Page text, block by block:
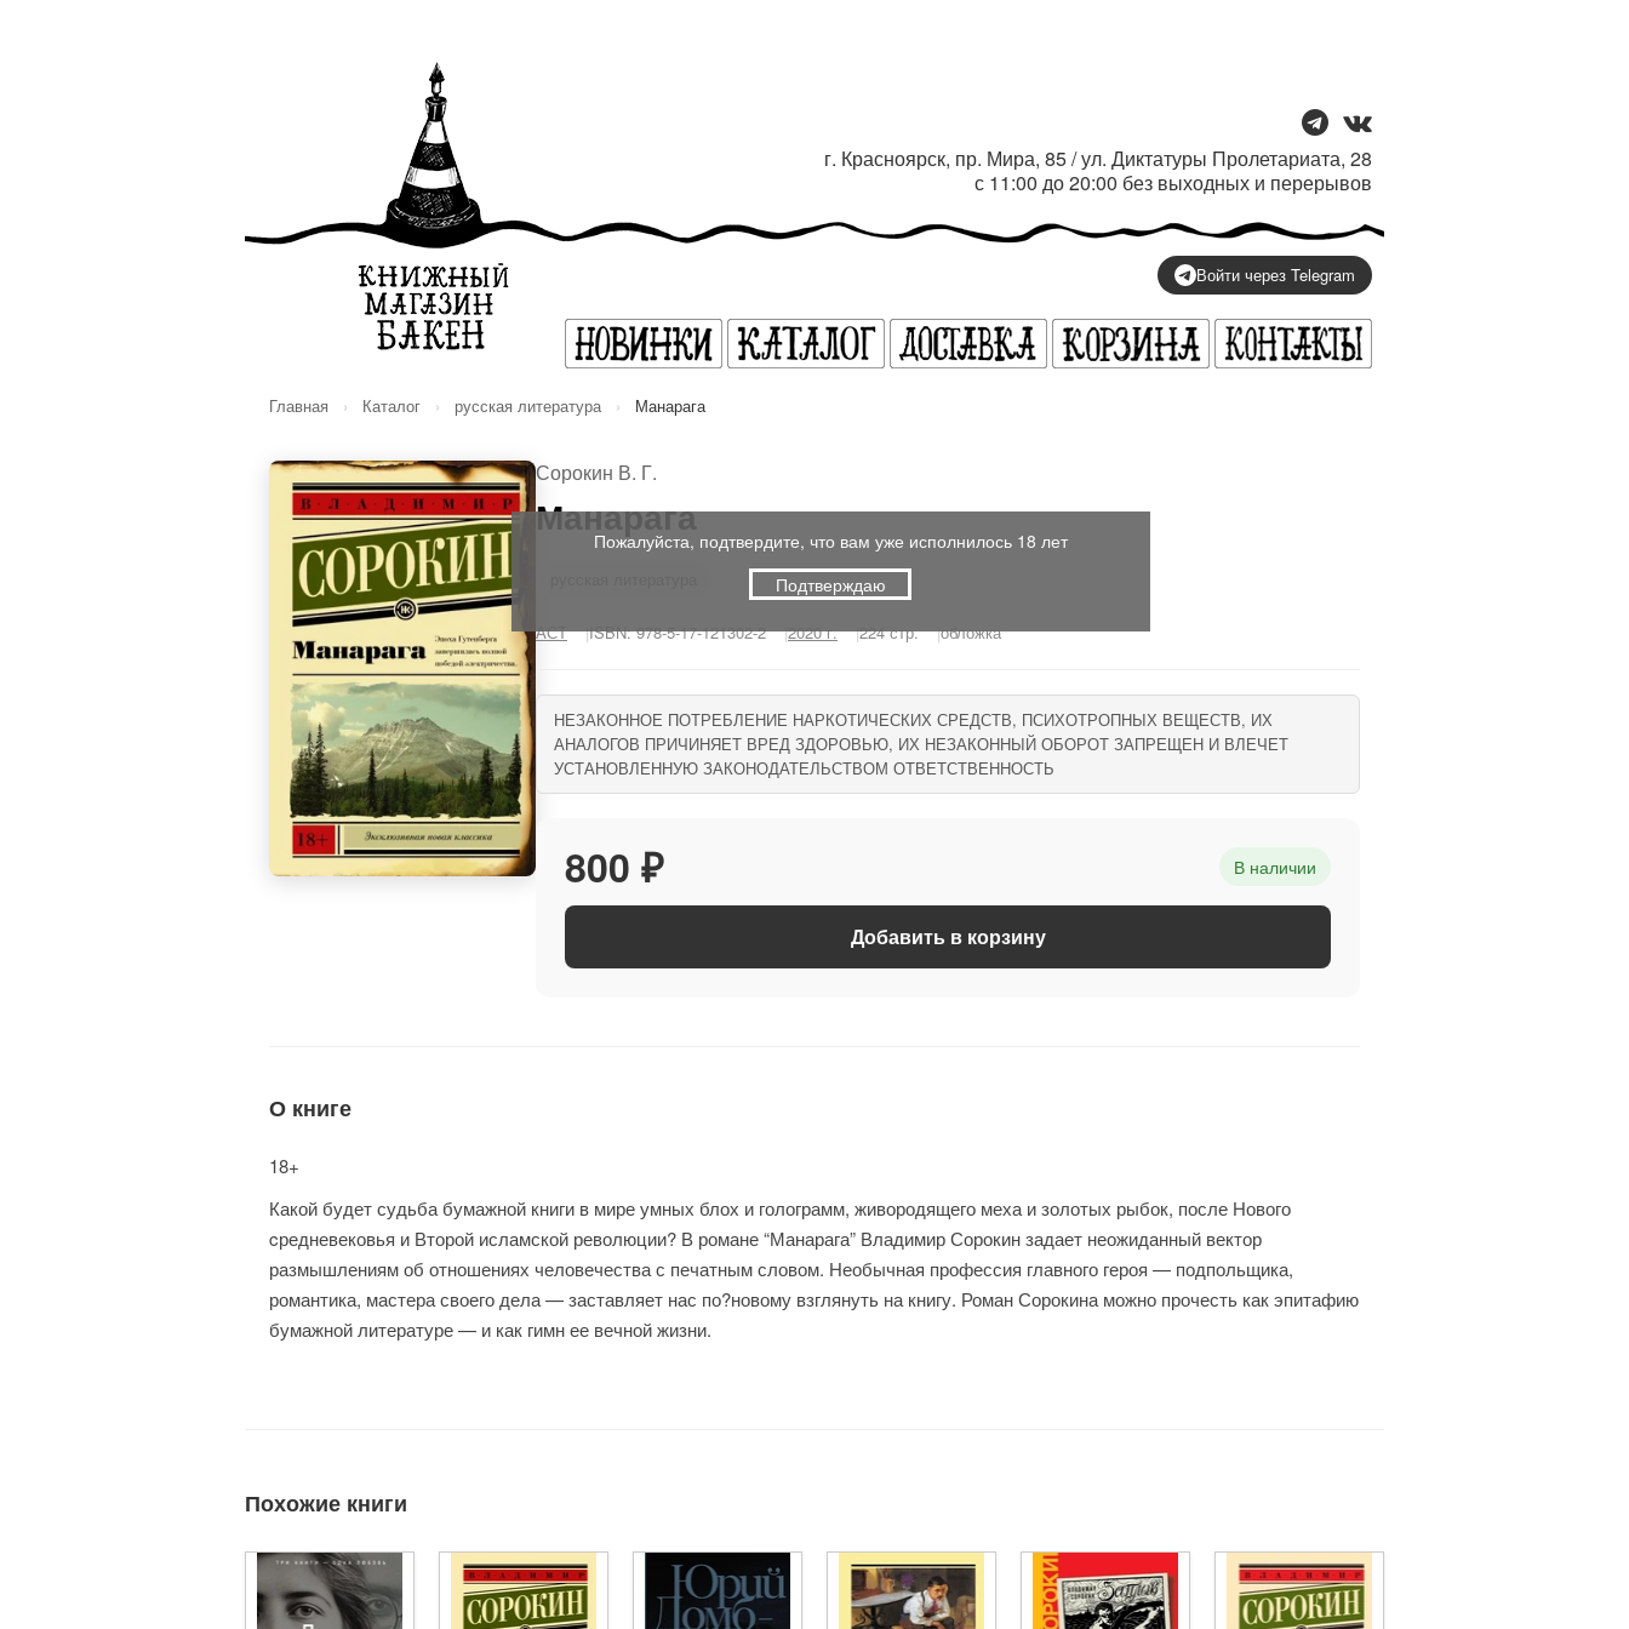
г. Красноярск, пр. Мира, 85 / ул. Диктатуры Пролетариата, 28
с 11:00 до 20:00 без выходных и перерывов
Войти через Telegram
Главная › Каталог › русская литература › Манарага
Сорокин В. Г.
Манарага
АСТ ISBN: 978-5-17-121302-2 2020 г. 224 стр. обложка
НЕЗАКОННОЕ ПОТРЕБЛЕНИЕ НАРКОТИЧЕСКИХ СРЕДСТВ, ПСИХОТРОПНЫХ ВЕЩЕСТВ, ИХ
АНАЛОГОВ ПРИЧИНЯЕТ ВРЕД ЗДОРОВЬЮ, ИХ НЕЗАКОННЫЙ ОБОРОТ ЗАПРЕЩЕН И ВЛЕЧЕТ
УСТАНОВЛЕННУЮ ЗАКОНОДАТЕЛЬСТВОМ ОТВЕТСТВЕННОСТЬ
800 ₽ В наличии
Добавить в корзину
О книге
18+
Какой будет судьба бумажной книги в мире умных блох и голограмм, живородящего меха и золотых рыбок, после Нового
cредневековья и Второй исламской революции? В романе “Манарага” Владимир Сорокин задает неожиданный вектор
размышлениям об отношениях человечества с печатным словом. Необычная профессия главного героя — подпольщика,
романтика, мастера своего дела — заставляет нас по?новому взглянуть на книгу. Роман Сорокина можно прочесть как эпитафию
бумажной литературе — и как гимн ее вечной жизни.
Похожие книги
Пожалуйста, подтвердите, что вам уже исполнилось 18 лет
Подтверждаю